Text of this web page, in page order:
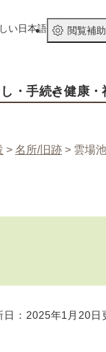
い日本語 閲覧補助
・手続き健康
> 名所/旧跡 > 雲場池
日：2025年1月20日